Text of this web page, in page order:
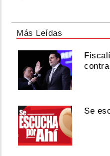
Más Leídas
contra
Se